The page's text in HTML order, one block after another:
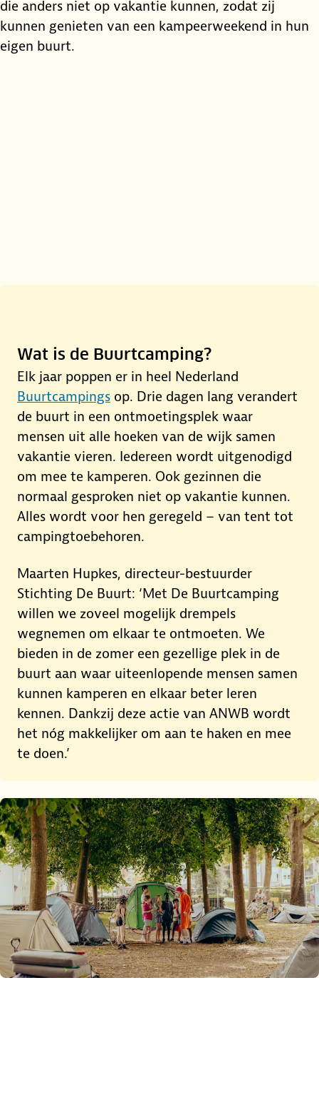
die anders niet op vakantie kunnen, zodat zij
kunnen genieten van een kampeerweekend in hun
eigen buurt.
Wat is de Buurtcamping?
Elk jaar poppen er in heel Nederland
Buurtcampings op. Drie dagen lang verandert
de buurt in een ontmoetingsplek waar
mensen uit alle hoeken van de wijk samen
vakantie vieren. Iedereen wordt uitgenodigd
om mee te kamperen. Ook gezinnen die
normaal gesproken niet op vakantie kunnen.
Alles wordt voor hen geregeld – van tent tot
campingtoebehoren.
Maarten Hupkes, directeur-bestuurder
Stichting De Buurt: ‘Met De Buurtcamping
willen we zoveel mogelijk drempels
wegnemen om elkaar te ontmoeten. We
bieden in de zomer een gezellige plek in de
buurt aan waar uiteenlopende mensen samen
kunnen kamperen en elkaar beter leren
kennen. Dankzij deze actie van ANWB wordt
het nóg makkelijker om aan te haken en mee
te doen.’